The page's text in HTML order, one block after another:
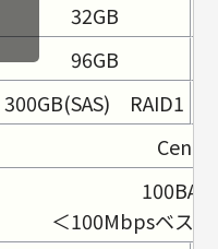
32GB
96GB
300GB(SAS) RAID1
＜100Mbpsベス